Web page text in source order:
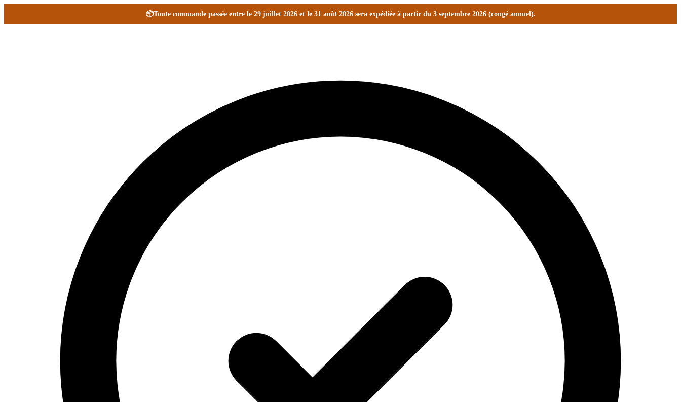
📦Toute commande passée entre le 29 juillet 2026 et le 31 août 2026 sera expédiée à partir du 3 septembre 2026 (congé annuel).